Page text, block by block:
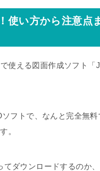
使い方から注意点
使える図面作成ソフト
フトで、なんと完全無
。
ダウンロードするのか